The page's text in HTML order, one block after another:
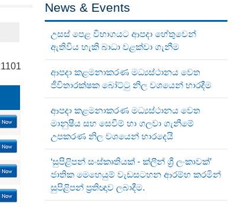
News & Events
උසස් පෙළ විභාගයට ආපදා හේතුවෙන්
ඇතිවිය හැකි බාධා වළක්වා ගැනීම
ආපදා කළමනාකරණ මධ්‍යස්ථානය වෙත
ජීවිතාරක්ෂක බෝට්ටු නිල වශයෙන් භාරදීම
ආපදා කළමනාකරණ මධ්‍යස්ථානය වෙත
මානුෂීය සහ සෙවීම් හා ගලවා ගැනීමේ
උපකරණ නිල වශයෙන් භාරදෙයි
‘සුපිළිපන් සංස්කෘතියක් - ක්ලීන් ශ්‍රී ලංකාවක්’
ජාතික මෙහෙයුම් වැඩසටහන ආරම්භ කරමින්
සුපිළිපන් ප්‍රතිඥාව ලබාදීම.